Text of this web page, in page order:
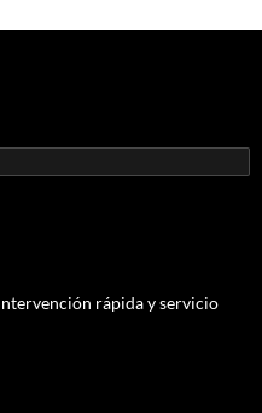
rápida y servicio